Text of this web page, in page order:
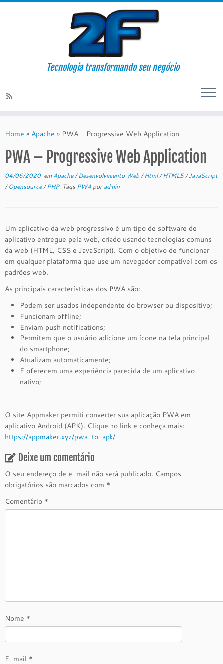
Tecnologia transformando seu negócio
Home » Apache » PWA – Progressive Web Application
PWA – Progressive Web Application
04/06/2020em Apache/Desenvolvimento Web/Html/HTML5/JavaScript
/Opensource/PHP Tags PWA poradmin
Um aplicativo da web progressivo é um tipo de software de
aplicativo entregue pela web, criado usando tecnologias comuns
da web (HTML, CSS e JavaScript). Com o objetivo de funcionar
em qualquer plataforma que use um navegador compatível com os
padrões web.
As principais características dos PWA são:
Podem ser usados independente do browser ou dispositivo;
Funcionam offline;
Enviam push notifications;
Permitem que o usuário adicione um ícone na tela principal
do smartphone;
Atualizam automaticamente;
E oferecem uma experiência parecida de um aplicativo
nativo;
O site Appmaker permiti converter sua aplicação PWA em
aplicativo Android (APK). Clique no link e conheça mais:
https://appmaker.xyz/pwa-to-apk/
Deixe um comentário
O seu endereço de e-mail não será publicado. Campos
obrigatórios são marcados com *
Comentário *
Nome *
E-mail *